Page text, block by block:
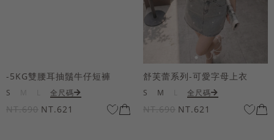
-5KG雙腰耳抽鬚牛仔短褲
S 全尺碼
NT.690 NT.621
舒芙蕾系列-可愛字母上衣
S M 全尺碼
NT.690 NT.621